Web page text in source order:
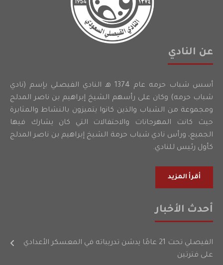
عن النادي
أسس شباب حرمه عام 1374 هـ النادي الفيصلي بإسم (نادي
شباب حرمه) وكان على رأسهم الشيخ إبراهيم بن ناصر المدلج
ومجموعة من الشباب والذين كانوا يتميزون بالنشاط والمثابرة
حيث كانت المهرجانات والاحتفالات التي كان يشارك فيها
الجميع، ورأس نادي شباب حرمة الشيخ إبراهيم بن ناصر المدلج
كأول رئيس للنادي.
أقرأ المزيد
أحدث الأخبار
الفيصلي تحت 21 عامًا يدشن تدريباته في المعسكر الأعدادي
على فترتين